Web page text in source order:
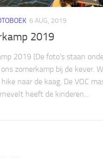
6 AUG, 2019
2019
2019 (De foto’s staan
zomerkamp bij de kever.
naar de kaag. De VOC
heeft de kinderen...